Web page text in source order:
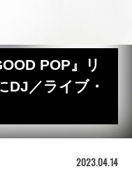
POP』リ
DJ／ライブ・
2023.04.14